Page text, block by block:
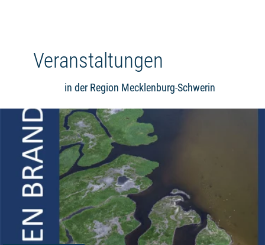
Veranstaltungen
in der Region Mecklenburg-Schwerin